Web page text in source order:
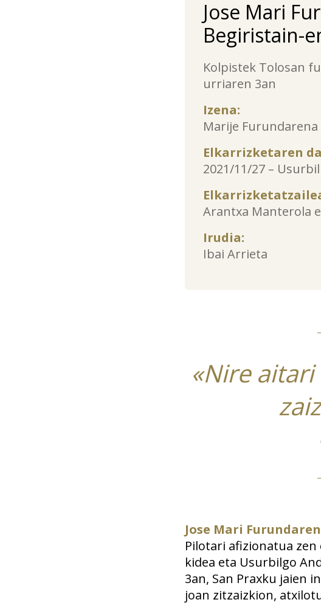
Jose Mari
Begiristain-
Kolpistek Tolosan
urriaren 3an
Izena:
Marije Furundarena
Elkarrizketaren
2021/11/27 – Usurbil
Arantxa Manterola
Irudia:
Ibai Arrieta
«Nire
Jose Mari
Pilotari afizionatua
kidea eta Usurbilgo
3an, San Praxku jaien
joan zitzaizkion,